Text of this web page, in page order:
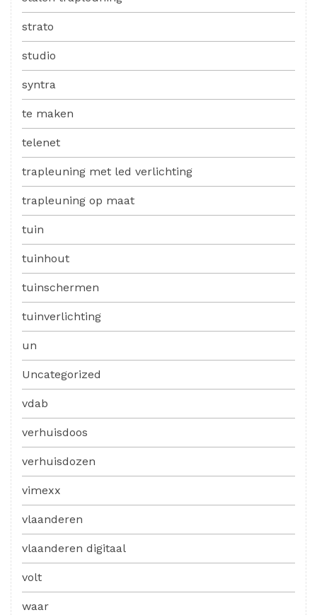
strato
studio
syntra
te maken
telenet
trapleuning met led verlichting
trapleuning op maat
tuin
tuinhout
tuinschermen
tuinverlichting
un
Uncategorized
vdab
verhuisdoos
verhuisdozen
vimexx
vlaanderen
vlaanderen digitaal
volt
waar